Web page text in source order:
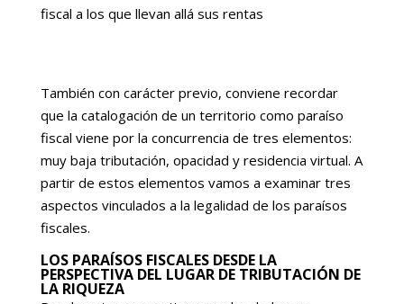
fiscal a los que llevan allá sus rentas
También con carácter previo, conviene recordar
que la catalogación de un territorio como paraíso
fiscal viene por la concurrencia de tres elementos:
muy baja tributación, opacidad y residencia virtual. A
partir de estos elementos vamos a examinar tres
aspectos vinculados a la legalidad de los paraísos
fiscales.
LOS PARAÍSOS FISCALES DESDE LA
PERSPECTIVA DEL LUGAR DE TRIBUTACIÓN DE
LA RIQUEZA